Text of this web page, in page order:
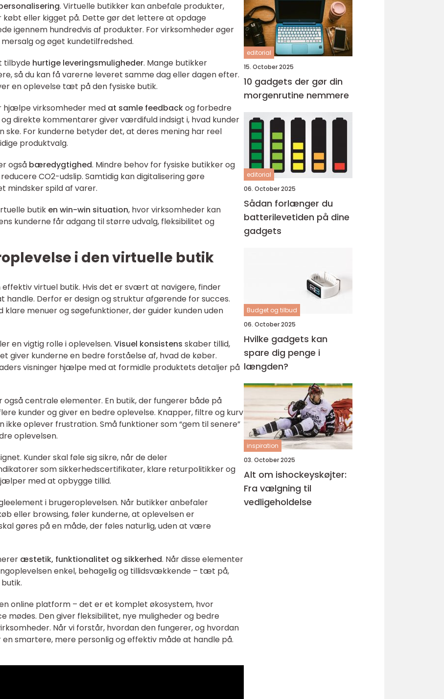
. Virtuelle butikker kan anbefale produkter,
købt eller kigget på. Dette gør det lettere at opdage
igennem hundredvis af produkter. For virksomheder øger
og øget kundetilfredshed.
tilbyde hurtige leveringsmuligheder. Mange butikker
så du kan få varerne leveret samme dag eller dagen efter.
en oplevelse tæt på den fysiske butik.
hjælpe virksomheder med at samle feedbackog forbedre
direkte kommentarer giver værdifuld indsigt i, hvad kunder
ske. For kunderne betyder det, at deres mening har reel
produktvalg.
også bæredygtighed. Mindre behov for fysiske butikker og
CO2-udslip. Samtidig kan digitalisering gøre
mindsker spild af varer.
butik en win-win situation, hvor virksomheder kan
kunderne får adgang til større udvalg, fleksibilitet og
i den virtuelle butik
effektiv virtuel butik. Hvis det er svært at navigere, finder
handle. Derfor er design og struktur afgørende for succes.
menuer og søgefunktioner, der guider kunden uden
en vigtig rolle i oplevelsen. Visuel konsistens skaber tillid,
giver kunderne en bedre forståelse af, hvad de køber.
visninger hjælpe med at formidle produktets detaljer på
centrale elementer. En butik, der fungerer både på
kunder og giver en bedre oplevelse. Knapper, filtre og kurv
ikke oplever frustration. Små funktioner som “gem til senere”
oplevelsen.
Kunder skal føle sig sikre, når de deler
som sikkerhedscertifikater, klare returpolitikker og
med at opbygge tillid.
i brugeroplevelsen. Når butikker anbefaler
eller browsing, føler kunderne, at oplevelsen er
gøres på en måde, der føles naturlig, uden at være
æstetik, funktionalitet og sikkerhed. Når disse elementer
enkel, behagelig og tillidsvækkende – tæt på,
online platform – det er et komplet økosystem, hvor
mødes. Den giver fleksibilitet, nye muligheder og bedre
Når vi forstår, hvordan den fungerer, og hvordan
en smartere, mere personlig og effektiv måde at handle på.
editorial
15. October 2025
10 gadgets der gør din
morgenrutine nemmere
editorial
06. October 2025
Sådan forlænger du
batterilevetiden på dine
gadgets
Budget og tilbud
06. October 2025
Hvilke gadgets kan
spare dig penge i
længden?
inspiration
03. October 2025
Alt om ishockeyskøjter:
Fra vælgning til
vedligeholdelse